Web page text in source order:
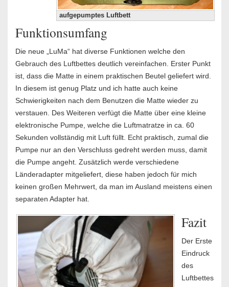
aufgepumptes Luftbett
Funktionsumfang
Die neue „LuMa“ hat diverse Funktionen welche den
Gebrauch des Luftbettes deutlich vereinfachen. Erster Punkt
ist, dass die Matte in einem praktischen Beutel geliefert wird.
In diesem ist genug Platz und ich hatte auch keine
Schwierigkeiten nach dem Benutzen die Matte wieder zu
verstauen. Des Weiteren verfügt die Matte über eine kleine
elektronische Pumpe, welche die Luftmatratze in ca. 60
Sekunden vollständig mit Luft füllt. Echt praktisch, zumal die
Pumpe nur an den Verschluss gedreht werden muss, damit
die Pumpe angeht. Zusätzlich werde verschiedene
Länderadapter mitgeliefert, diese haben jedoch für mich
keinen großen Mehrwert, da man im Ausland meistens einen
separaten Adapter hat.
Fazit
Der Erste
Eindruck
des
Luftbettes